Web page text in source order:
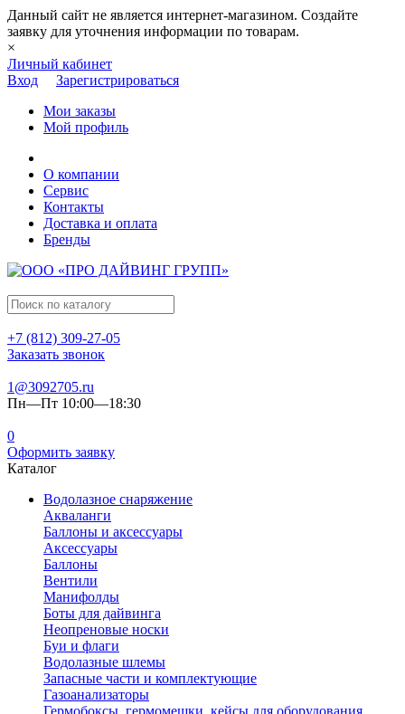
Данный сайт не является интернет-магазином. Создайте
заявку для уточнения информации по товарам.
×
Личный кабинет
Вход
Зарегистрироваться
Мои заказы
Мой профиль
О компании
Сервис
Контакты
Доставка и оплата
Бренды
+7 (812) 309-27-05
Заказать звонок
1@3092705.ru
Пн—Пт 10:00—18:30
0
Оформить заявку
Каталог
Водолазное снаряжение
Акваланги
Баллоны и аксессуары
Аксессуары
Баллоны
Вентили
Манифолды
Боты для дайвинга
Неопреновые носки
Буи и флаги
Водолазные шлемы
Запасные части и комплектующие
Газоанализаторы
Гермобоксы, гермомешки, кейсы для оборудования